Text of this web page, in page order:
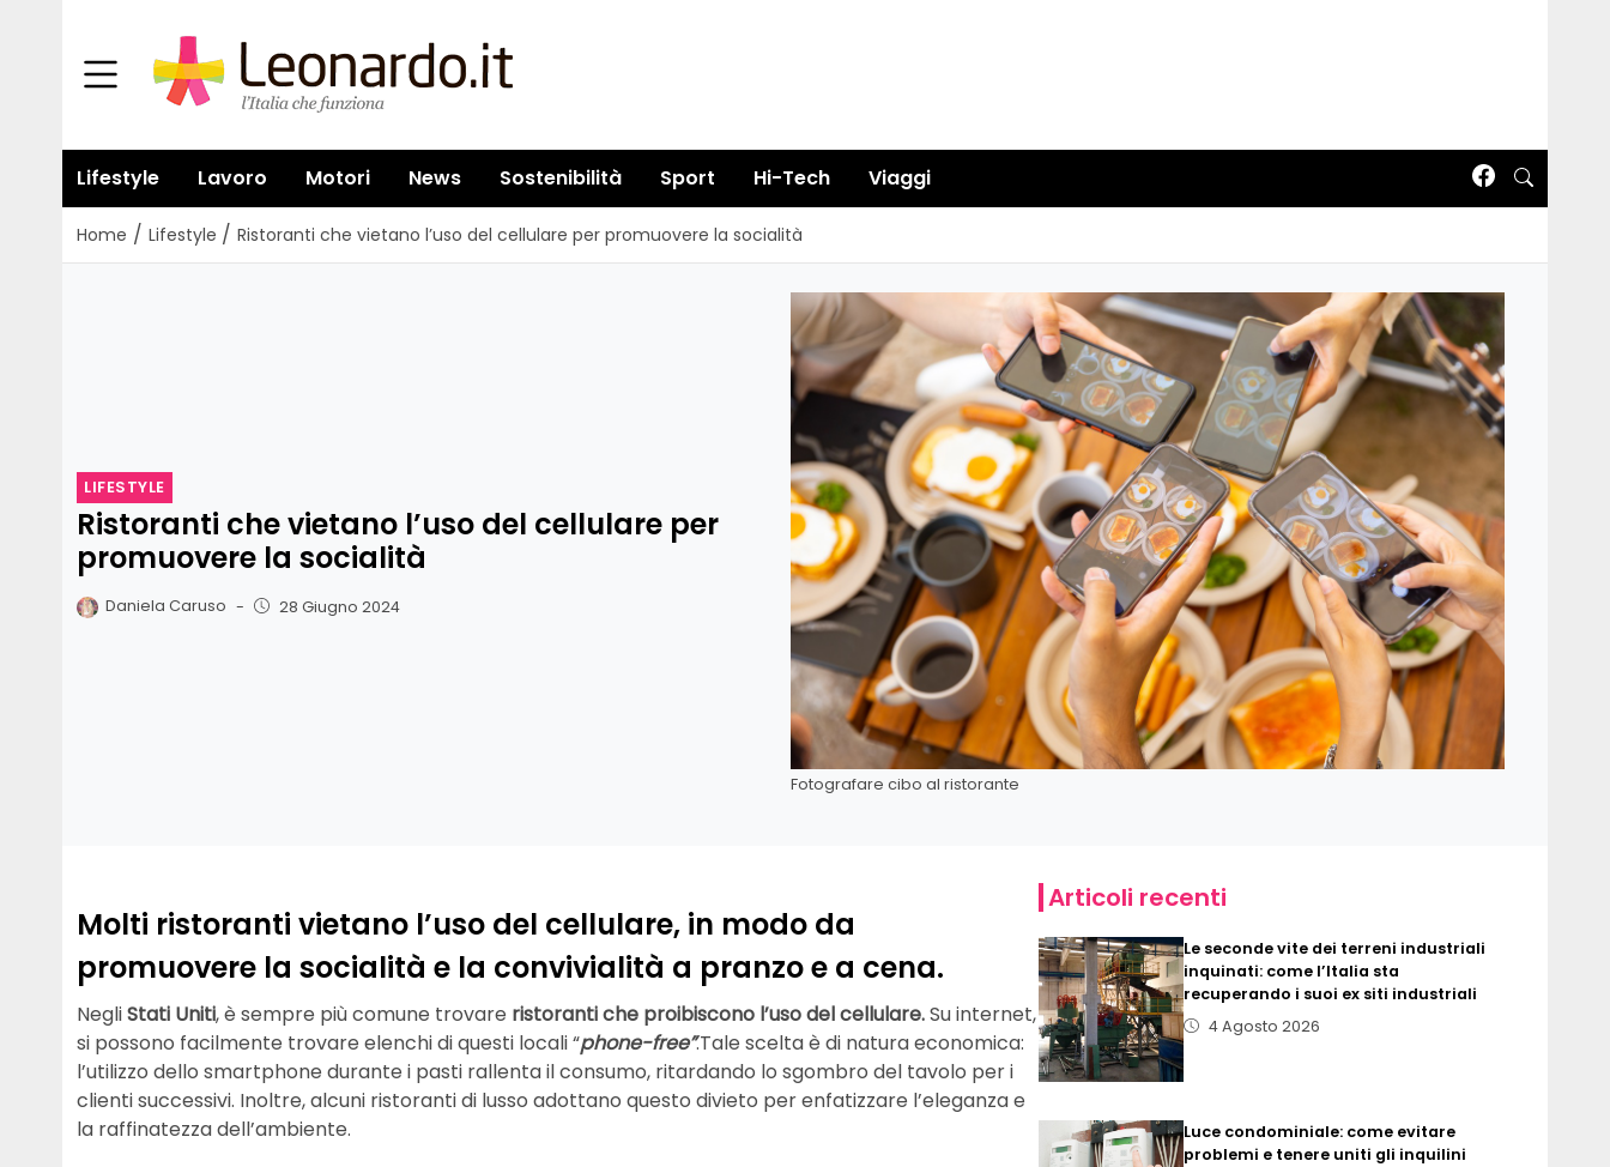
Lifestyle Lavoro Motori News Sostenibilità Sport Hi-Tech Viaggi
Home / Lifestyle / Ristoranti che vietano l’uso del cellulare per promuovere la socialità
LIFESTYLE
Ristoranti che vietano l’uso del cellulare per
promuovere la socialità
Daniela Caruso - 28 Giugno 2024
Fotografare cibo al ristorante
Molti ristoranti vietano l’uso del cellulare, in modo da
promuovere la socialità e la convivialità a pranzo e a cena.
NegliStati Uniti, è sempre più comune trovare ristoranti che proibiscono l’uso del cellulare.Su internet,
si possono facilmente trovare elenchi di questi locali “phone-free”.Tale scelta è di natura economica:
l’utilizzo dello smartphone durante i pasti rallenta il consumo, ritardando lo sgombro del tavolo per i
clienti successivi. Inoltre, alcuni ristoranti di lusso adottano questo divieto per enfatizzare l’eleganza e
la raffinatezza dell’ambiente.
Articoli recenti
Le seconde vite dei terreni industriali
inquinati: come l’Italia sta
recuperando i suoi ex siti industriali
4 Agosto 2026
Luce condominiale: come evitare
problemi e tenere uniti gli inquilini